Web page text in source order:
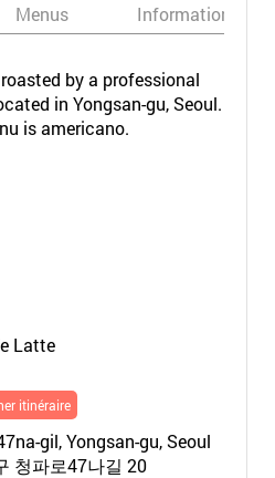
Menus Informations
by a professional
in Yongsan-gu, Seoul.
is americano.
Latte
itinéraire
gil, Yongsan-gu, Seoul
청파로47나길 20